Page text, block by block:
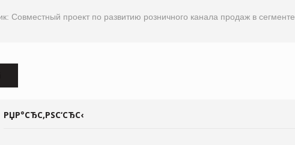
Совместный проект по развитию розничного канала продаж в
РЏР°СЂС‚РЅС‘СЂС‹